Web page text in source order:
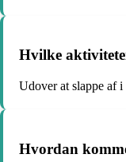
Hvilke
Udover at slappe af
Hvordan